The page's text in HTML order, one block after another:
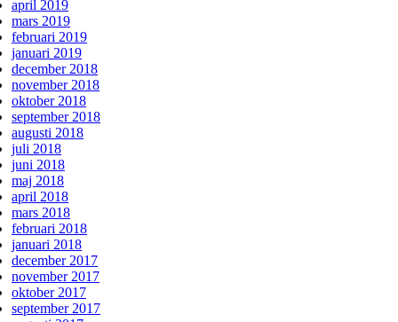
april 2019
mars 2019
februari 2019
januari 2019
december 2018
november 2018
oktober 2018
september 2018
augusti 2018
juli 2018
juni 2018
maj 2018
april 2018
mars 2018
februari 2018
januari 2018
december 2017
november 2017
oktober 2017
september 2017